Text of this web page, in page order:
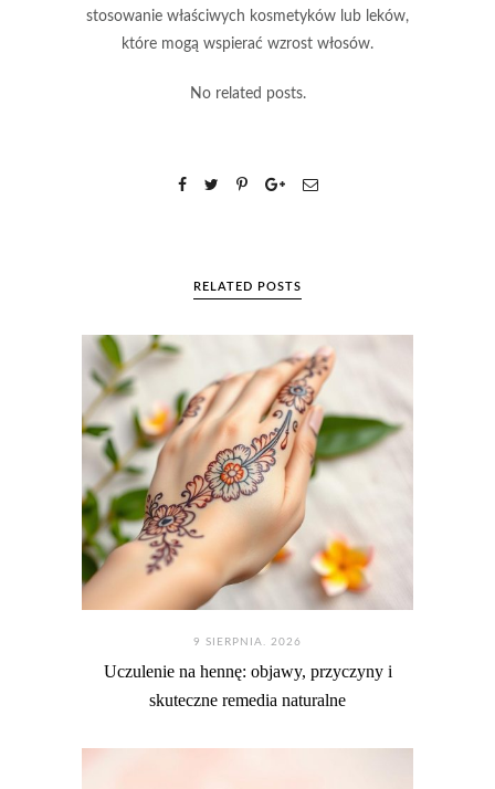
stosowanie właściwych kosmetyków lub leków,
które mogą wspierać wzrost włosów.
No related posts.
RELATED POSTS
9 SIERPNIA. 2026
Uczulenie na hennę: objawy, przyczyny i
skuteczne remedia naturalne